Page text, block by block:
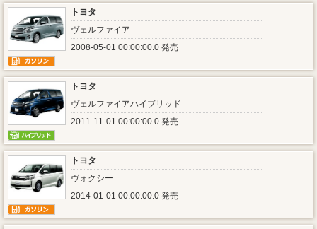
トヨタ
ヴェルファイア
2008-05-01 00:00:00.0 発売
トヨタ
ヴェルファイアハイブリッド
2011-11-01 00:00:00.0 発売
トヨタ
ヴォクシー
2014-01-01 00:00:00.0 発売